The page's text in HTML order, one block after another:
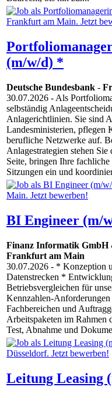
(m/w/d) *
Deutsche Bundesbank -
30.07.2026 - Als
selbständig
Anlagerichtlinien. Sie sind
Landesministerien, pflegen
berufliche Netzwerke auf.
Anlagestrategien stehen
Seite, bringen Ihre
Sitzungen ein und
BI Engineer (m/
Finanz Informatik GmbH
Frankfurt am Main
30.07.2026 - * Konzeption
Datenstrecken *
Betriebsvergleichen für
Kennzahlen-
Fachbereichen und
Arbeitspaketen im
Test, Abnahme und
Leitung Leasing